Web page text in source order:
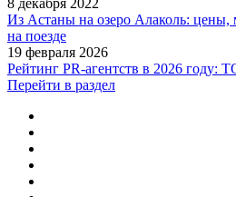
Из Астаны на озеро Алаколь: цены,
на поезде
19 февраля 2026
Рейтинг PR-агентств в 2026 году:
Перейти в раздел